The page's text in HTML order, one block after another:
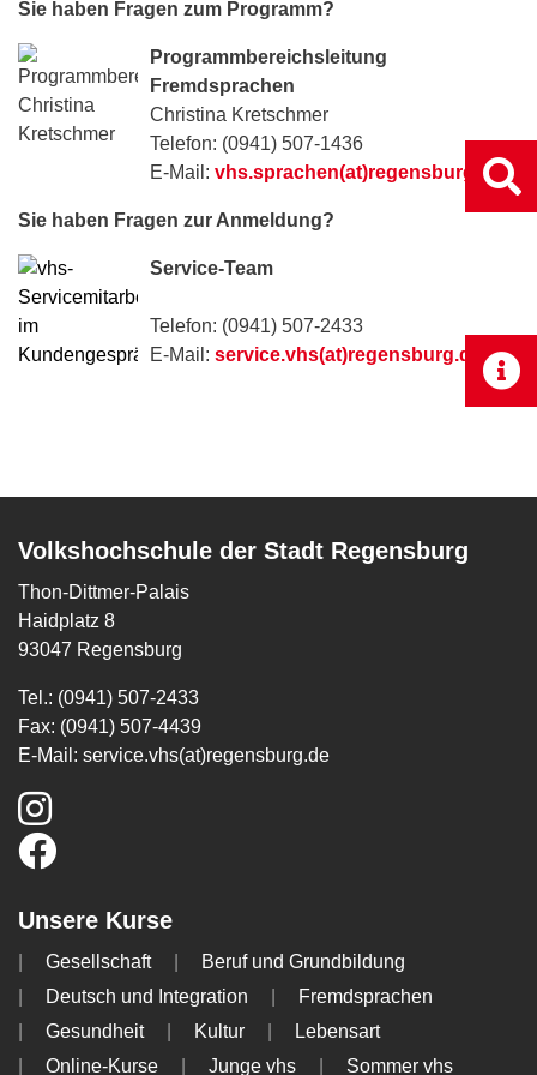
Sie haben Fragen zum Programm?
Programmbereichsleitung
Fremdsprachen
Christina Kretschmer
Telefon: (0941) 507-1436
E-Mail: vhs.sprachen(at)regensburg.de
Sie haben Fragen zur Anmeldung?
Service-Team
Telefon: (0941) 507-2433
E-Mail: service.vhs(at)regensburg.de
Volkshochschule der Stadt Regensburg
Thon-Dittmer-Palais
Haidplatz 8
93047 Regensburg
Tel.: (0941) 507-2433
Fax: (0941) 507-4439
E-Mail: service.vhs(at)regensburg.de
Unsere Kurse
Gesellschaft
Beruf und Grundbildung
Deutsch und Integration
Fremdsprachen
Gesundheit
Kultur
Lebensart
Online-Kurse
Junge vhs Sommer vhs